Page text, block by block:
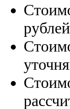
рублей